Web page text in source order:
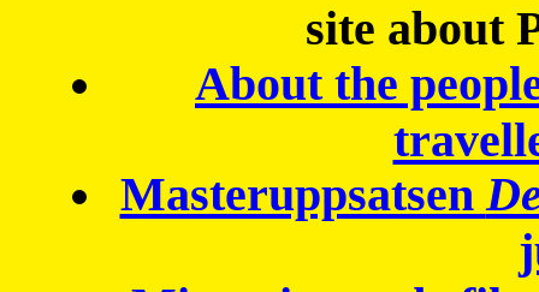
site about
About the
Masteruppsatsen